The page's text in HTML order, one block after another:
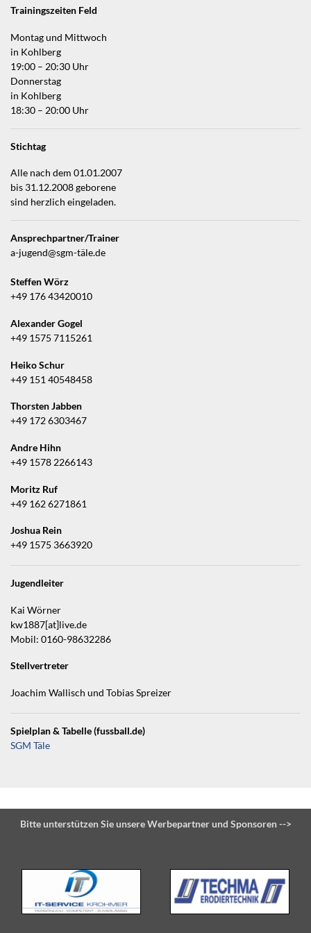
Trainingszeiten Feld
Montag und Mittwoch
in Kohlberg
19:00 – 20:30 Uhr
Donnerstag
in Kohlberg
18:30 – 20:00 Uhr
Stichtag
Alle nach dem 01.01.2007
bis 31.12.2008 geborene
sind herzlich eingeladen.
Ansprechpartner/Trainer
a-jugend@sgm-täle.de
Steffen Wörz
+49 176 43420010
Alexander Gogel
+49 1575 7115261
Heiko Schur
+49 151 40548458
Thorsten Jabben
+49 172 6303467
Andre Hihn
+49 1578 2266143
Moritz Ruf
+49 162 6271861
Joshua Rein
+49 1575 3663920
Jugendleiter
Kai Wörner
kw1887[at]live.de
Mobil: 0160-98632286
Stellvertreter
Joachim Wallisch und Tobias Spreizer
Spielplan & Tabelle (fussball.de)
SGM Täle
Bitte unterstützen Sie unsere Werbepartner und Sponsoren -->